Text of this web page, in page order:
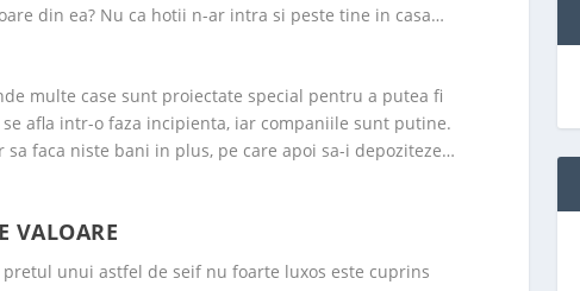
din ea? Nu ca hotii n-ar intra si peste tine in casa…
multe case sunt proiectate special pentru a putea fi
afla intr-o faza incipienta, iar companiile sunt putine.
faca niste bani in plus, pe care apoi sa-i depoziteze…
VALOARE
unui astfel de seif nu foarte luxos este cuprins